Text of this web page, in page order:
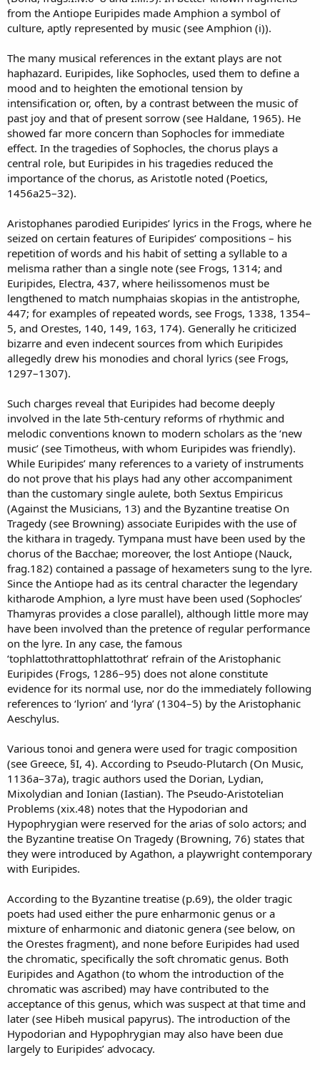
from the Antiope Euripides made Amphion a symbol of
culture, aptly represented by music (see Amphion (i)).
The many musical references in the extant plays are not
haphazard. Euripides, like Sophocles, used them to define a
mood and to heighten the emotional tension by
intensification or, often, by a contrast between the music of
past joy and that of present sorrow (see Haldane, 1965). He
showed far more concern than Sophocles for immediate
effect. In the tragedies of Sophocles, the chorus plays a
central role, but Euripides in his tragedies reduced the
importance of the chorus, as Aristotle noted (Poetics,
1456a25–32).
Aristophanes parodied Euripides’ lyrics in the Frogs, where he
seized on certain features of Euripides’ compositions – his
repetition of words and his habit of setting a syllable to a
melisma rather than a single note (see Frogs, 1314; and
Euripides, Electra, 437, where heilissomenos must be
lengthened to match numphaias skopias in the antistrophe,
447; for examples of repeated words, see Frogs, 1338, 1354–
5, and Orestes, 140, 149, 163, 174). Generally he criticized
bizarre and even indecent sources from which Euripides
allegedly drew his monodies and choral lyrics (see Frogs,
1297–1307).
Such charges reveal that Euripides had become deeply
involved in the late 5th-century reforms of rhythmic and
melodic conventions known to modern scholars as the ‘new
music’ (see Timotheus, with whom Euripides was friendly).
While Euripides’ many references to a variety of instruments
do not prove that his plays had any other accompaniment
than the customary single aulete, both Sextus Empiricus
(Against the Musicians, 13) and the Byzantine treatise On
Tragedy (see Browning) associate Euripides with the use of
the kithara in tragedy. Tympana must have been used by the
chorus of the Bacchae; moreover, the lost Antiope (Nauck,
frag.182) contained a passage of hexameters sung to the lyre.
Since the Antiope had as its central character the legendary
kitharode Amphion, a lyre must have been used (Sophocles’
Thamyras provides a close parallel), although little more may
have been involved than the pretence of regular performance
on the lyre. In any case, the famous
‘tophlattothrattophlattothrat’ refrain of the Aristophanic
Euripides (Frogs, 1286–95) does not alone constitute
evidence for its normal use, nor do the immediately following
references to ‘lyrion’ and ‘lyra’ (1304–5) by the Aristophanic
Aeschylus.
Various tonoi and genera were used for tragic composition
(see Greece, §I, 4). According to Pseudo-Plutarch (On Music,
1136a–37a), tragic authors used the Dorian, Lydian,
Mixolydian and Ionian (Iastian). The Pseudo-Aristotelian
Problems (xix.48) notes that the Hypodorian and
Hypophrygian were reserved for the arias of solo actors; and
the Byzantine treatise On Tragedy (Browning, 76) states that
they were introduced by Agathon, a playwright contemporary
with Euripides.
According to the Byzantine treatise (p.69), the older tragic
poets had used either the pure enharmonic genus or a
mixture of enharmonic and diatonic genera (see below, on
the Orestes fragment), and none before Euripides had used
the chromatic, specifically the soft chromatic genus. Both
Euripides and Agathon (to whom the introduction of the
chromatic was ascribed) may have contributed to the
acceptance of this genus, which was suspect at that time and
later (see Hibeh musical papyrus). The introduction of the
Hypodorian and Hypophrygian may also have been due
largely to Euripides’ advocacy.